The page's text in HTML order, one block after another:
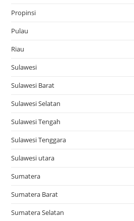
Propinsi
Pulau
Riau
Sulawesi
Sulawesi Barat
Sulawesi Selatan
Sulawesi Tengah
Sulawesi Tenggara
Sulawesi utara
Sumatera
Sumatera Barat
Sumatera Selatan